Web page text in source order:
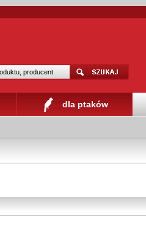
dla ptaków